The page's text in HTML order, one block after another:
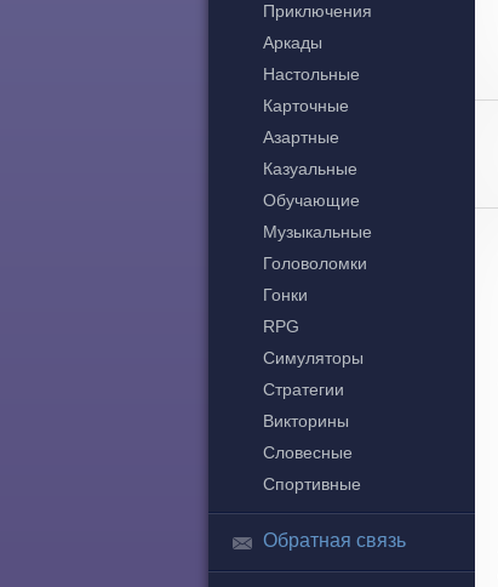
Приключения
Аркады
Настольные
Карточные
Азартные
Казуальные
Обучающие
Музыкальные
Головоломки
Гонки
RPG
Симуляторы
Стратегии
Викторины
Словесные
Спортивные
Обратная связь